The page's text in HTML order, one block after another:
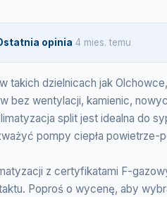
opinia 4 mies. temu
takich dzielnicach jak
bez wentylacji, kamienic,
split jest idealna do
pompy ciepła powietrze-
z certyfikatami F-
Poproś o wycenę, aby